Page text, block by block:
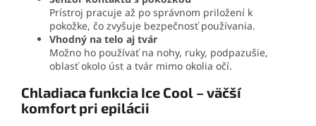
Prístroj pracuje až po správnom priložení k
pokožke, čo zvyšuje bezpečnosť používania.
Vhodný na telo aj tvár
Možno ho používať na nohy, ruky, podpazušie,
oblasť okolo úst a tvár mimo okolia očí.
Chladiaca funkcia Ice Cool – väčší
komfort pri epilácii